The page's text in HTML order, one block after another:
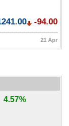
-94.00
21 Apr
4.57%